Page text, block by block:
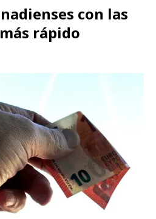
con las
rápido